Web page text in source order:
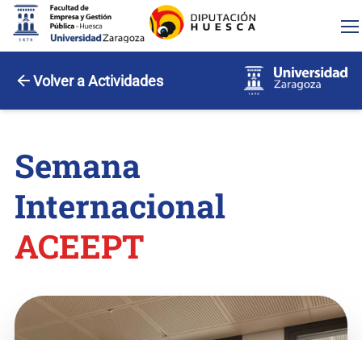
Volver a Actividades
Semana
Internacional
ACEEPT